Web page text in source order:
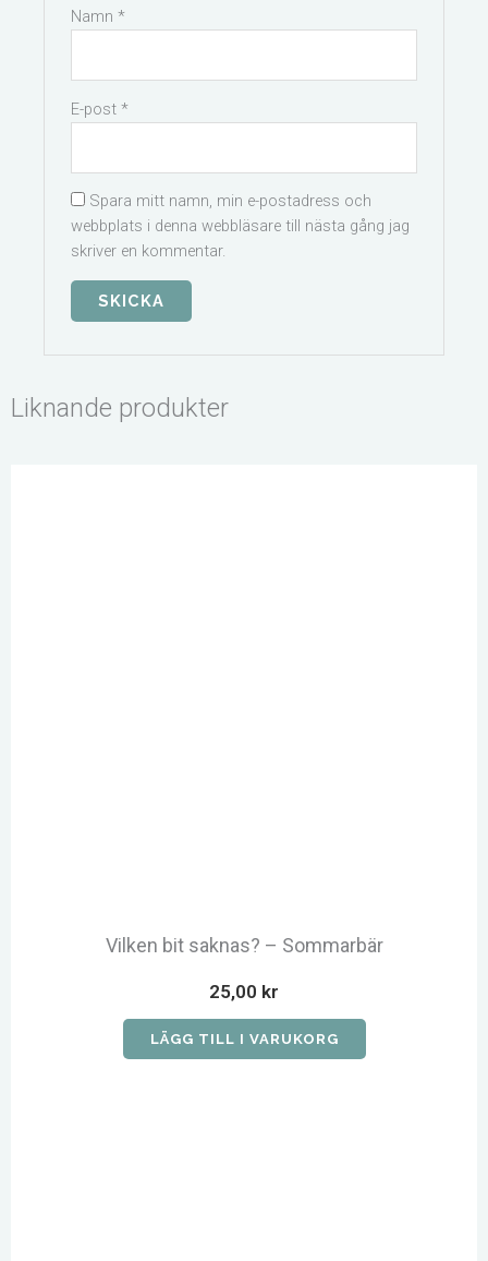
Namn*
E-post*
Spara mitt namn, min e-postadress och
webbplats i denna webbläsare till nästa gång jag
skriver en kommentar.
Liknande produkter
Vilken bit saknas? – Sommarbär
25,00 kr
LÄGG TILL I VARUKORG